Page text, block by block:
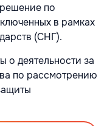
по
в рамках
(СНГ).
о деятельности за
по рассмотрению